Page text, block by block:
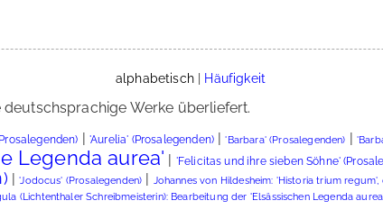
alphabetisch| Häufigkeit
Werke überliefert.
| 'Aurelia' (Prosalegenden) |'Barbara' (Prosalegenden) |
Legenda aurea' | 'Felicitas und ihre sieben Söhne'
|'Jodocus' (Prosalegenden) | Johannes von Hildesheim: 'Historia trium regum',
(Lichtenthaler Schreibmeisterin): Bearbeitung der 'Elsässischen Legenda